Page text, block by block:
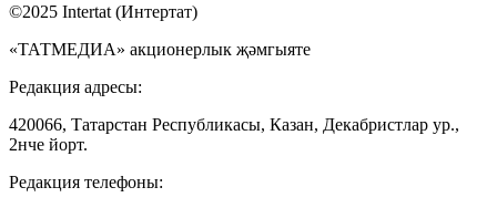
©2025 Intertat (Интертат)
«ТАТМЕДИА» акционерлык җәмгыяте
Редакция адресы:
420066, Татарстан Республикасы, Казан, Декабристлар ур.,
2нче йорт.
Редакция телефоны: